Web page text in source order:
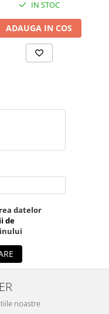
IN STOC
ADAUGA IN COS
datelor
de
noastre